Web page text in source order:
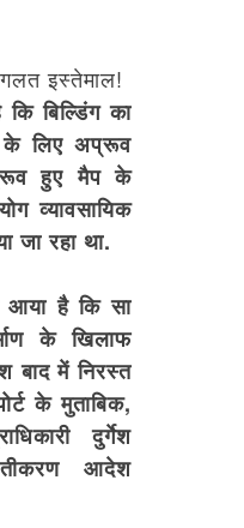
गलत इस्तेमाल!
बिल्डिंग का
के लिए अप्रूव
हुए मैप के
व्यावसायिक
जा रहा था.
आया है कि सा
के खिलाफ
बाद में निरस्त
के मुताबिक,
दुर्गेश
आदेश